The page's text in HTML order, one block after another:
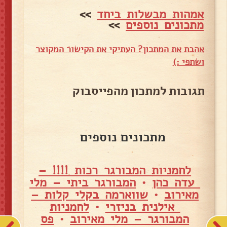
אמהות מבשלות ביחד >>
מתכונים נוספים>>
אהבת את המתכון? העתיקי את הקישור המקוצר
ושתפי :)
תגובות למתכון מהפייסבוק
מתכונים נוספים
לחמניות המבורגר רכות !!!! –
עדה כהן • המבורגר ביתי – מלי
מאירוב • שווארמה בקלי קלות –
אילנית בניזרי •לחמניות
המבורגר – מלי מאירוב • פס